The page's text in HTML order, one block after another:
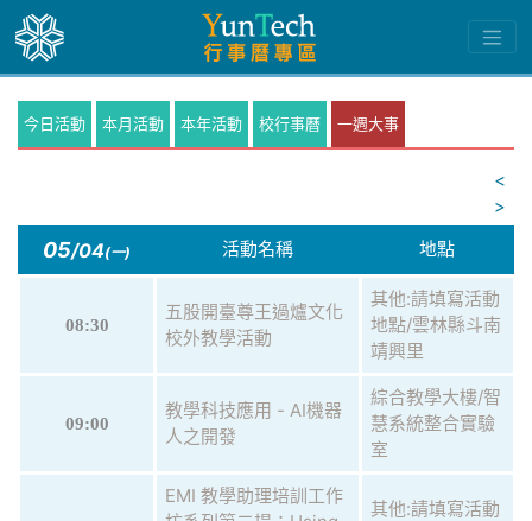
今日活動 本月活動 本年活動 校行事曆 一週大事
<
>
05/04(一) 活動名稱 地點
08:30
五股開臺尊王過爐文化
校外教學活動
其他:請填寫活動
地點/雲林縣斗南
靖興里
09:00
教學科技應用 - AI機器
人之開發
綜合教學大樓/智
慧系統整合實驗
室
EMI 教學助理培訓工作
其他:請填寫活動